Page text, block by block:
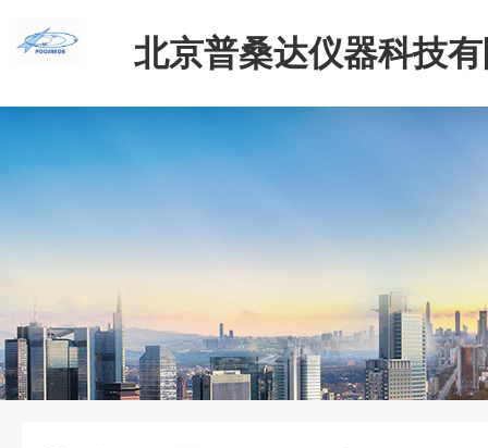
北京普桑达仪器科技